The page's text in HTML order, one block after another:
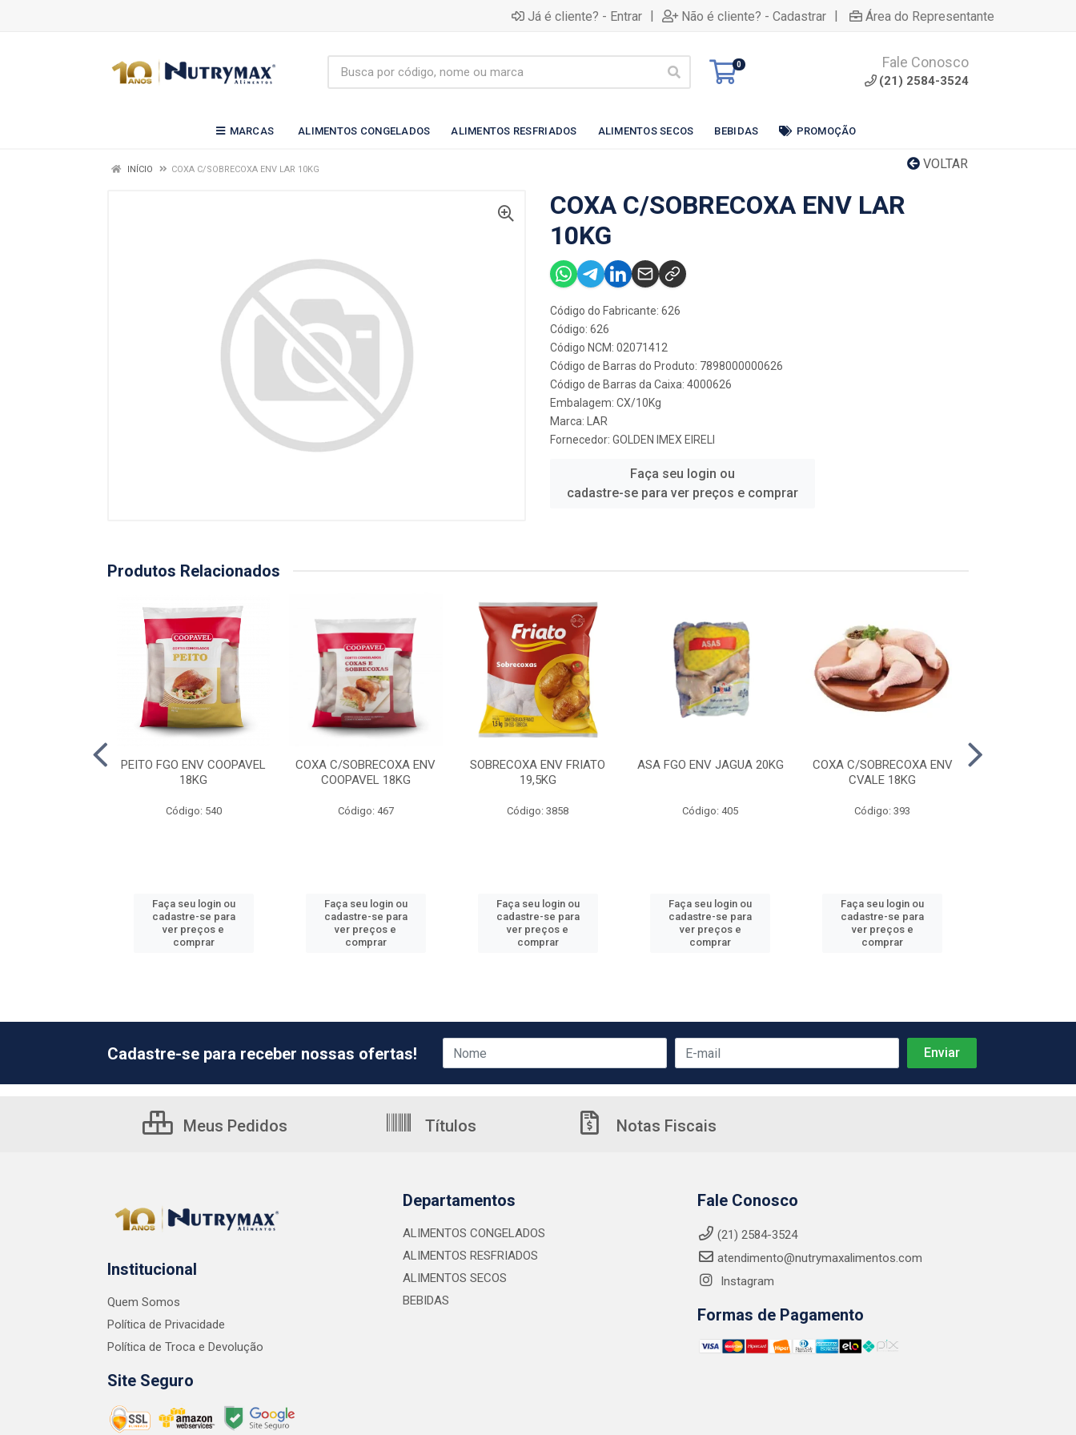
Já é cliente? - Entrar | Não é cliente? - Cadastrar | Área do Representante
0 Fale Conosco
(21) 2584-3524
MARCAS ALIMENTOS CONGELADOS ALIMENTOS RESFRIADOS ALIMENTOS SECOS BEBIDAS PROMOÇÃO
VOLTAR
INÍCIO COXA C/SOBRECOXA ENV LAR 10KG
COXA C/SOBRECOXA ENV LAR
10KG
Código do Fabricante: 626
Código: 626
Código NCM: 02071412
Código de Barras do Produto: 7898000000626
Código de Barras da Caixa: 4000626
Embalagem: CX/10Kg
Marca:
LAR
Fornecedor: GOLDEN IMEX EIRELI
Faça seu login ou
cadastre-se para ver preços e comprar
Produtos Relacionados
PEITO FGO ENV COOPAVEL
18KG
Código: 540
Faça seu login ou
cadastre-se para
ver preços e
comprar
COXA C/SOBRECOXA ENV
COOPAVEL 18KG
Código: 467
Faça seu login ou
cadastre-se para
ver preços e
comprar
SOBRECOXA ENV FRIATO
19,5KG
Código: 3858
Faça seu login ou
cadastre-se para
ver preços e
comprar
ASA FGO ENV JAGUA 20KG
Código: 405
Faça seu login ou
cadastre-se para
ver preços e
comprar
COXA C/SOBRECOXA ENV
CVALE 18KG
Código: 393
Faça seu login ou
cadastre-se para
ver preços e
comprar
Cadastre-se para receber nossas ofertas!
Meus Pedidos Títulos Notas Fiscais
Institucional
Quem Somos
Política de Privacidade
Política de Troca e Devolução
Site Seguro
Departamentos
ALIMENTOS CONGELADOS
ALIMENTOS RESFRIADOS
ALIMENTOS SECOS
BEBIDAS
Fale Conosco
(21) 2584-3524
atendimento@nutrymaxalimentos.com
Instagram
Formas de Pagamento